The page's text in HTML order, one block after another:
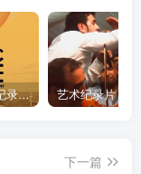
自然，工艺技术纪录片《原子能的希望 Atomic Hope – Inside the Pro-Nuclear Movement》下载
下一篇